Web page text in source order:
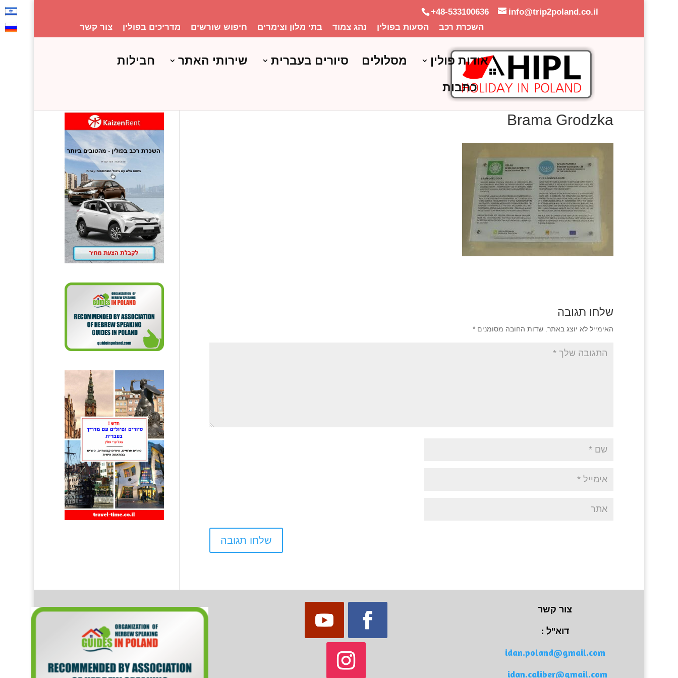
+48-533100636
info@trip2poland.co.il
השכרת רכב
הסעות בפולין נהג צמוד בתי מלון וצימרים חיפוש שורשים מדריכים בפולין צור קשר
אודות פולין מסלולים סיורים בעברית שירותי האתר חבילות
כתבות
Brama Grodzka
שלחו תגובה
האימייל לא יוצג באתר. שדות החובה מסומנים *
צור קשר
דוא"ל :
idan.poland@gmail.com
idan.caliber@gmail.com